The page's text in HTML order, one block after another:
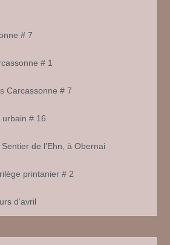
# 7
# 1
Carcassonne # 7
urbain # 16
Sentier de l’Ehn, à Obernai
printanier # 2
d’avril